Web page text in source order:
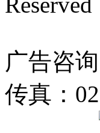
广告咨
传真：